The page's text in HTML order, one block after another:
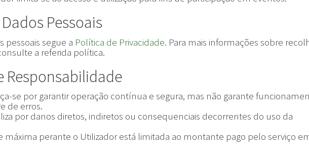
Pessoais
pessoais segue a Política de Privacidade. Para mais informações sobre
a referida política.
Responsabilidade
se por garantir operação contínua e segura, mas não garante
de erros.
por danos diretos, indiretos ou consequenciais decorrentes do uso da
máxima perante o Utilizador está limitada ao montante pago pelo serviço